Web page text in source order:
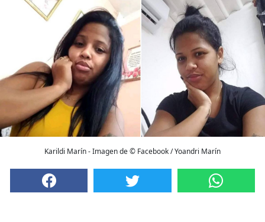
Karildi Marín - Imagen de © Facebook / Yoandri Marín